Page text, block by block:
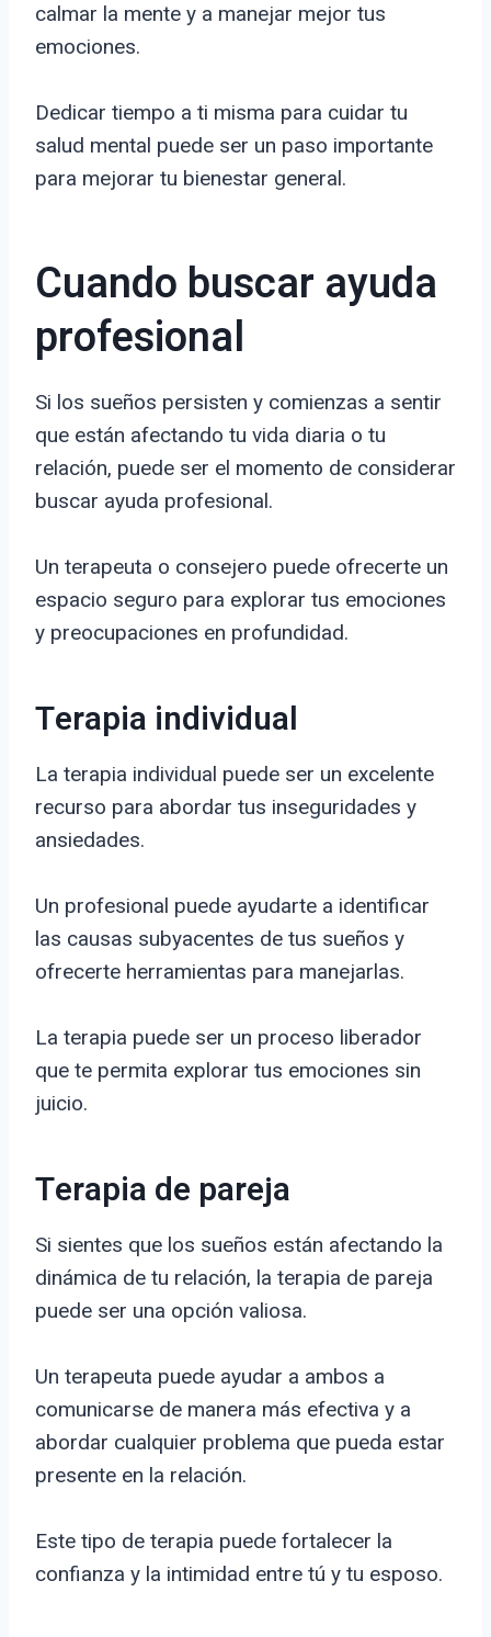
calmar la mente y a manejar mejor tus
emociones.
Dedicar tiempo a ti misma para cuidar tu
salud mental puede ser un paso importante
para mejorar tu bienestar general.
Cuando buscar ayuda
profesional
Si los sueños persisten y comienzas a sentir
que están afectando tu vida diaria o tu
relación, puede ser el momento de considerar
buscar ayuda profesional.
Un terapeuta o consejero puede ofrecerte un
espacio seguro para explorar tus emociones
y preocupaciones en profundidad.
Terapia individual
La terapia individual puede ser un excelente
recurso para abordar tus inseguridades y
ansiedades.
Un profesional puede ayudarte a identificar
las causas subyacentes de tus sueños y
ofrecerte herramientas para manejarlas.
La terapia puede ser un proceso liberador
que te permita explorar tus emociones sin
juicio.
Terapia de pareja
Si sientes que los sueños están afectando la
dinámica de tu relación, la terapia de pareja
puede ser una opción valiosa.
Un terapeuta puede ayudar a ambos a
comunicarse de manera más efectiva y a
abordar cualquier problema que pueda estar
presente en la relación.
Este tipo de terapia puede fortalecer la
confianza y la intimidad entre tú y tu esposo.